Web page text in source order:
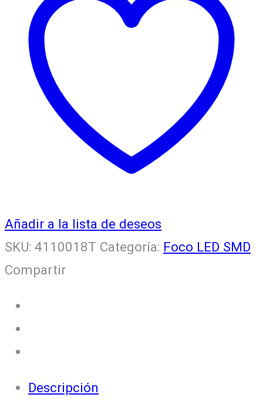
Añadir a la lista de deseos
SKU: 4110018T Categoría: Foco LED SMD
Compartir
Descripción